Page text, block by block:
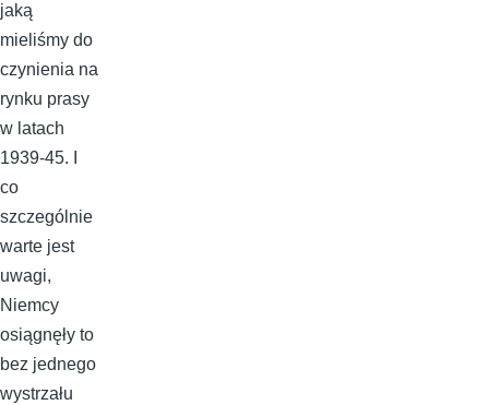
jaką
mieliśmy do
czynienia na
rynku prasy
w latach
1939-45. I
co
szczególnie
warte jest
uwagi,
Niemcy
osiągnęły to
bez jednego
wystrzału